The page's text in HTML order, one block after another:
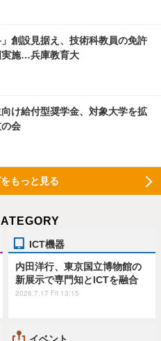
」創設見据え、技術科教員の免許
実施…兵庫教育大
け給付型奨学金、対象大学を拡
会
もっと見る
ICT機器
内田洋行、東京国立博物館の
新展示で専門知とICTを融合
2026.7.17 Fri 13:15
イベント